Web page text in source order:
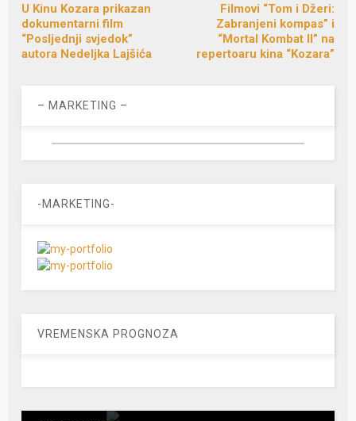
U Kinu Kozara prikazan
dokumentarni film
“Posljednji svjedok”
autora Nedeljka Lajšića
Filmovi “Tom i Džeri:
Zabranjeni kompas” i
“Mortal Kombat II” na
repertoaru kina “Kozara”
– MARKETING –
-MARKETING-
VREMENSKA PROGNOZA